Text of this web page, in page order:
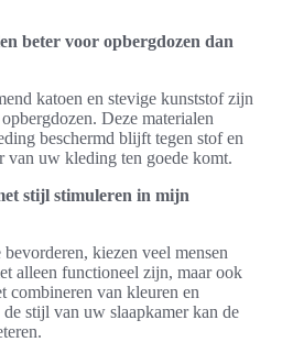
beter voor opbergdozen dan
katoen en stevige kunststof zijn
Deze materialen
beschermd blijft tegen stof en
van uw kleding ten goede komt.
stijl stimuleren in mijn
kiezen veel mensen
alleen functioneel zijn, maar ook
combineren van kleuren en
stijl van uw slaapkamer kan de